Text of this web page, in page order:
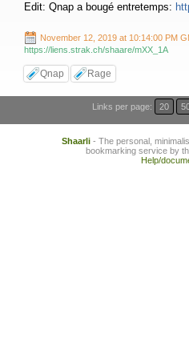
Edit: Qnap a bougé entretemps:
November 12, 2019 at 10:14:00 PM
https://liens.strak.ch/shaare/mXX_1A
Qnap Rage
Links per page: 20
Shaarli- The personal,
bookmarking service by
Help/